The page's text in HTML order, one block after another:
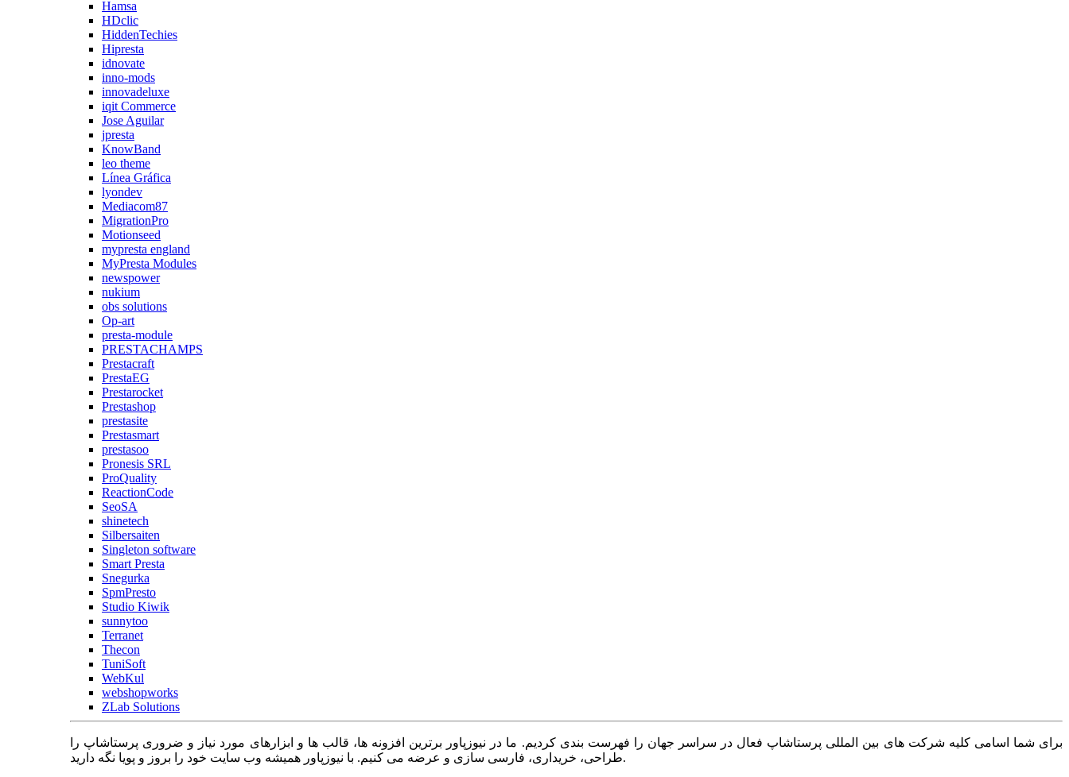
Hamsa
HDclic
HiddenTechies
Hipresta
idnovate
inno-mods
innovadeluxe
iqit Commerce
Jose Aguilar
jpresta
KnowBand
leo theme
Línea Gráfica
lyondev
Mediacom87
MigrationPro
Motionseed
mypresta england
MyPresta Modules
newspower
nukium
obs solutions
Op-art
presta-module
PRESTACHAMPS
Prestacraft
PrestaEG
Prestarocket
Prestashop
prestasite
Prestasmart
prestasoo
Pronesis SRL
ProQuality
ReactionCode
SeoSA
shinetech
Silbersaiten
Singleton software
Smart Presta
Snegurka
SpmPresto
Studio Kiwik
sunnytoo
Terranet
Thecon
TuniSoft
WebKul
webshopworks
ZLab Solutions
برای شما اسامی کلیه شرکت های بین المللی پرستاشاپ فعال در سراسر جهان را فهرست بندی کردیم. ما در نیوزپاور برترین افزونه ها، قالب ها و ابزارهای مورد نیاز و ضروری پرستاشاپ را
طراحی، خریداری، فارسی سازی و عرضه می کنیم. با نیوزپاور همیشه وب سایت خود را بروز و پویا نگه دارید.